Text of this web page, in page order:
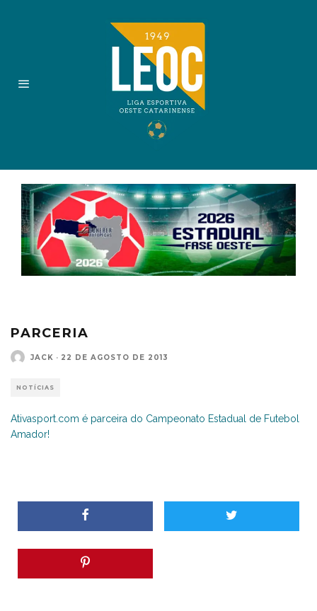
PARCERIA
JACK · 22 DE AGOSTO DE 2013
NOTÍCIAS
Ativasport.com é parceira do Campeonato Estadual de Futebol
Amador!